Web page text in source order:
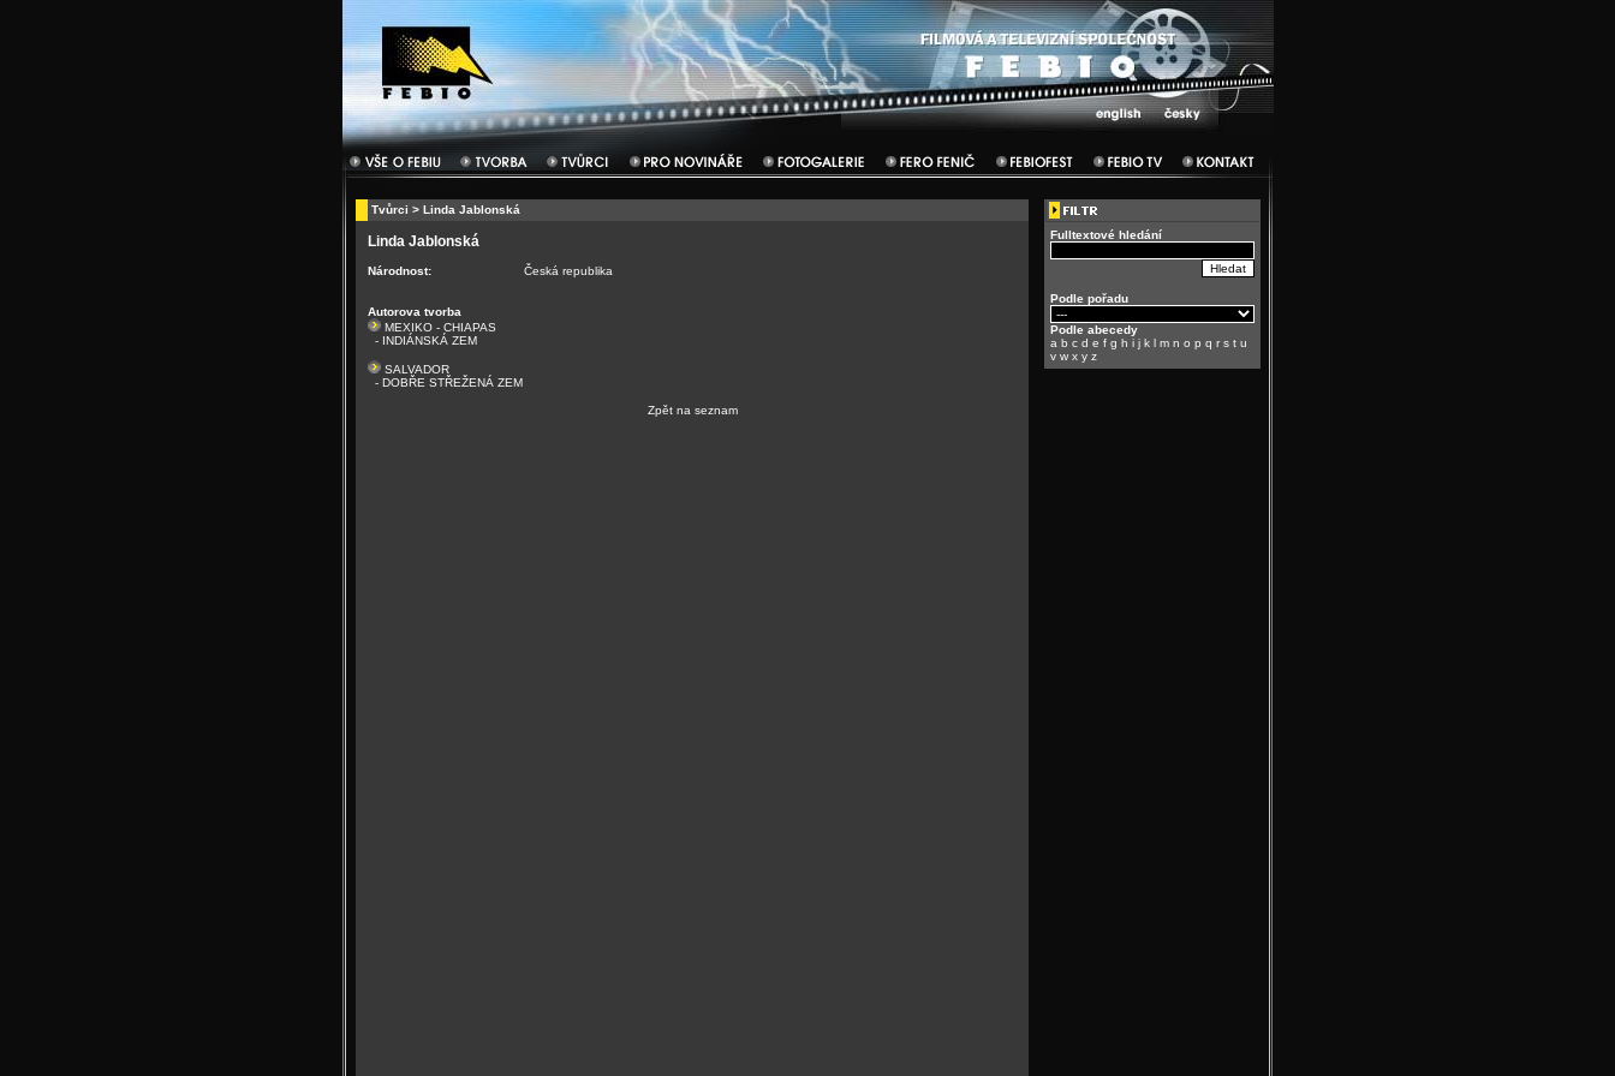
Fulltextové hledání
Podle pořadu
Podle abecedy
a b c d e f g h i j k l m n o p q r s t u
v w x y z
Tvůrci > Linda Jablonská
Linda Jablonská
Národnost: Česká republika
Autorova tvorba
MEXIKO - CHIAPAS
- INDIÁNSKÁ ZEM
SALVADOR
- DOBŘE STŘEŽENÁ ZEM
Zpět na seznam